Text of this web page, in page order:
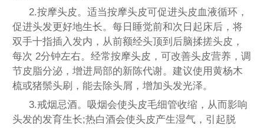
2.按摩头皮。适当按摩头皮可促进头皮血液循环，
促进头发更好地生长。每日睡觉前和次日起床后，将
双手十指插入发内，从前额经头顶到后脑揉搓头皮，
每次 2分钟左右。经常按摩头皮，可改善头皮营养，调
节皮脂分泌，增进局部的新陈代谢。建议使用黄杨木
梳或猪鬃头刷，能去除头屑，增加头发光泽。
3.戒烟忌酒。吸烟会使头皮毛细管收缩，从而影响
头发的发育生长;热白酒会使头皮产生湿气，引起脱